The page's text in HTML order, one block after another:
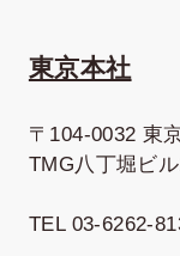
東京本社
〒104-0032 東
TMG八丁堀ビ
TEL 03-6262-